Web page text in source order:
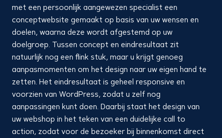
met een persoonlijk aangewezen specialist een
conceptwebsite gemaakt op basis van uw wensen en
doelen, waarna deze wordt afgestemd op uw
doelgroep. Tussen concept en eindresultaat zit
natuurlijk nog een flink stuk, maar u krijgt genoeg
aanpasmomenten om het design naar uw eigen hand te
zetten. Het eindresultaat is geheel responsive en
voorzien van WordPress, zodat u zelf nog
aanpassingen kunt doen. Daarbij staat het design van
uw webshop in het teken van een duidelijke call to
action, zodat voor de bezoeker bij binnenkomst direct